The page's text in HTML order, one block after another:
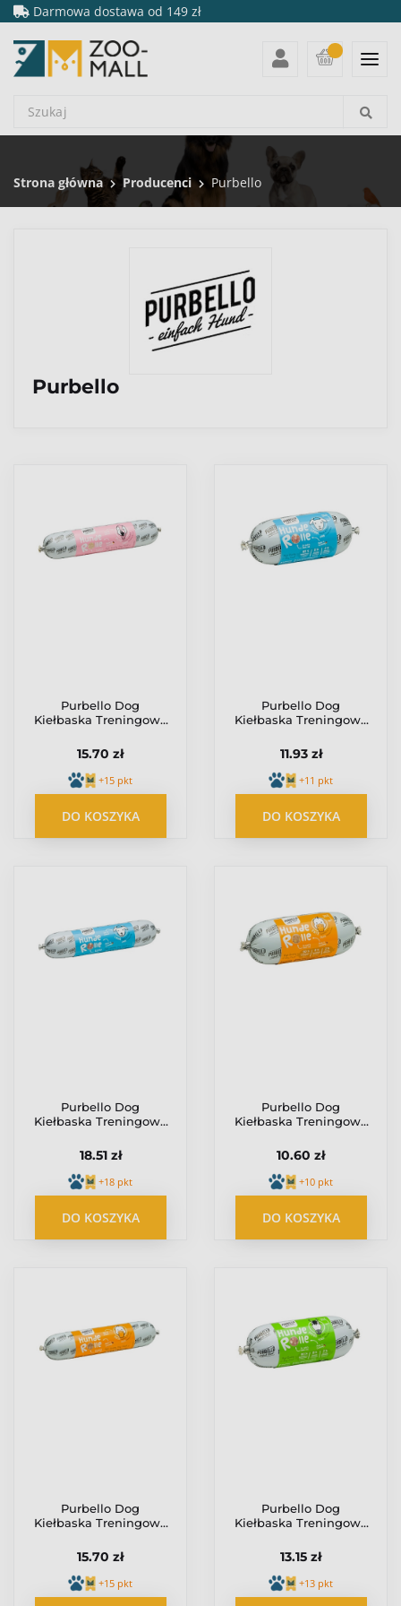
Darmowa dostawa od 149 zł
Strona główna Producenci Purbello
Purbello
Purbello Dog
Kiełbaska Treningowa
400g
15.70 zł
+15 pkt
DO KOSZYKA
Purbello Dog
Kiełbaska Treningowa
Jagnięcina 200g
11.93 zł
+11 pkt
DO KOSZYKA
Purbello Dog
Kiełbaska Treningowa
Jagnięcina 400g
18.51 zł
+18 pkt
DO KOSZYKA
Purbello Dog
Kiełbaska Treningowa
200g
10.60 zł
+10 pkt
DO KOSZYKA
Purbello Dog
Kiełbaska Treningowa
400g
15.70 zł
+15 pkt
Purbello Dog
Kiełbaska Treningowa
200g
13.15 zł
+13 pkt